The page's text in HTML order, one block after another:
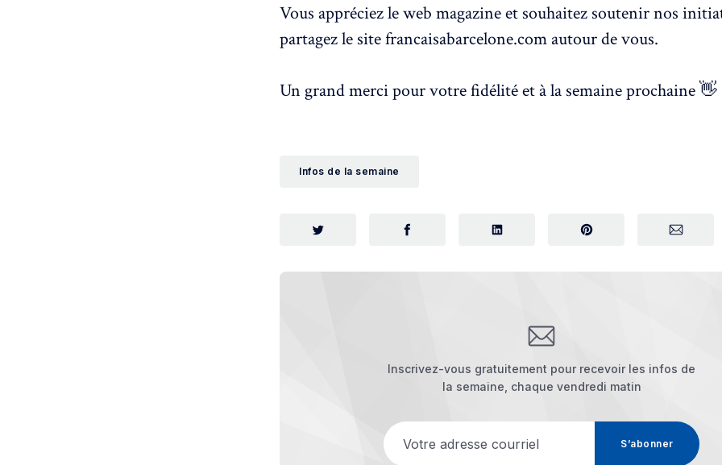
Vous appréciez le web magazine et souhaitez soutenir nos
partagez le site francaisabarcelone.com autour de vous.
Un grand merci pour votre fidélité et à la semaine prochaine 👋
Infos de la semaine
Inscrivez-vous gratuitement pour recevoir les infos de
la semaine, chaque vendredi matin
Votre adresse courriel
S’abonner